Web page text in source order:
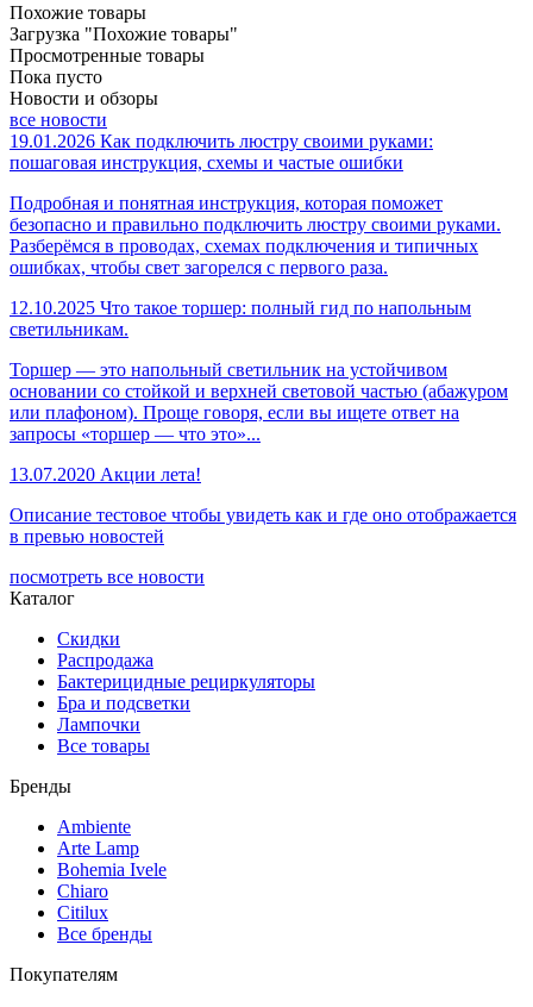
Похожие товары
Загрузка "Похожие товары"
Просмотренные товары
Пока пусто
Новости и обзоры
все новости
19.01.2026 Как подключить люстру своими руками:
пошаговая инструкция, схемы и частые ошибки
Подробная и понятная инструкция, которая поможет
безопасно и правильно подключить люстру своими руками.
Разберёмся в проводах, схемах подключения и типичных
ошибках, чтобы свет загорелся с первого раза.
12.10.2025 Что такое торшер: полный гид по напольным
светильникам.
Торшер — это напольный светильник на устойчивом
основании со стойкой и верхней световой частью (абажуром
или плафоном). Проще говоря, если вы ищете ответ на
запросы «торшер — что это»...
13.07.2020 Акции лета!
Описание тестовое чтобы увидеть как и где оно отображается
в превью новостей
посмотреть все новости
Каталог
Скидки
Распродажа
Бактерицидные рециркуляторы
Бра и подсветки
Лампочки
Все товары
Бренды
Ambiente
Arte Lamp
Bohemia Ivele
Chiaro
Citilux
Все бренды
Покупателям